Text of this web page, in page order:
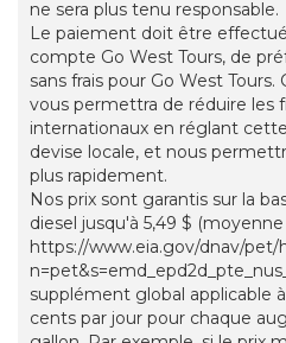
ne sera plus tenu responsable.
Le paiement doit être
compte Go West Tours, de
sans frais pour Go West
vous permettra de réduire les
internationaux en réglant
devise locale, et nous
plus rapidement.
Nos prix sont garantis sur la
diesel jusqu'à 5,49 $
https://www.eia.gov/dnav/pet/
supplément global applicable
cents par jour pour chaque